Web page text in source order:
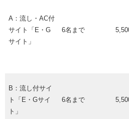
A：流し・AC付
サイト「E・G
サイト」
6名まで
B：流し付サイ
ト「E・Gサイ
ト」
6名まで